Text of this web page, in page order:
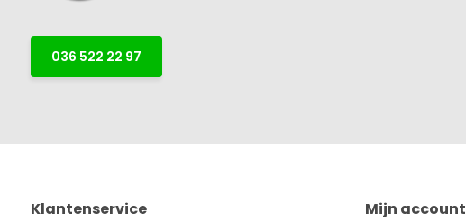
036 522 22 97
Klantenservice Mijn account